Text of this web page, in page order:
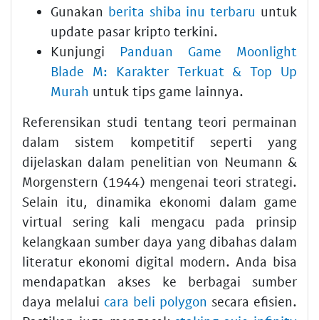
Gunakan berita shiba inu terbaru untuk
update pasar kripto terkini.
Kunjungi Panduan Game Moonlight
Blade M: Karakter Terkuat & Top Up
Murah untuk tips game lainnya.
Referensikan studi tentang teori permainan
dalam sistem kompetitif seperti yang
dijelaskan dalam penelitian von Neumann &
Morgenstern (1944) mengenai teori strategi.
Selain itu, dinamika ekonomi dalam game
virtual sering kali mengacu pada prinsip
kelangkaan sumber daya yang dibahas dalam
literatur ekonomi digital modern. Anda bisa
mendapatkan akses ke berbagai sumber
daya melalui cara beli polygon secara efisien.